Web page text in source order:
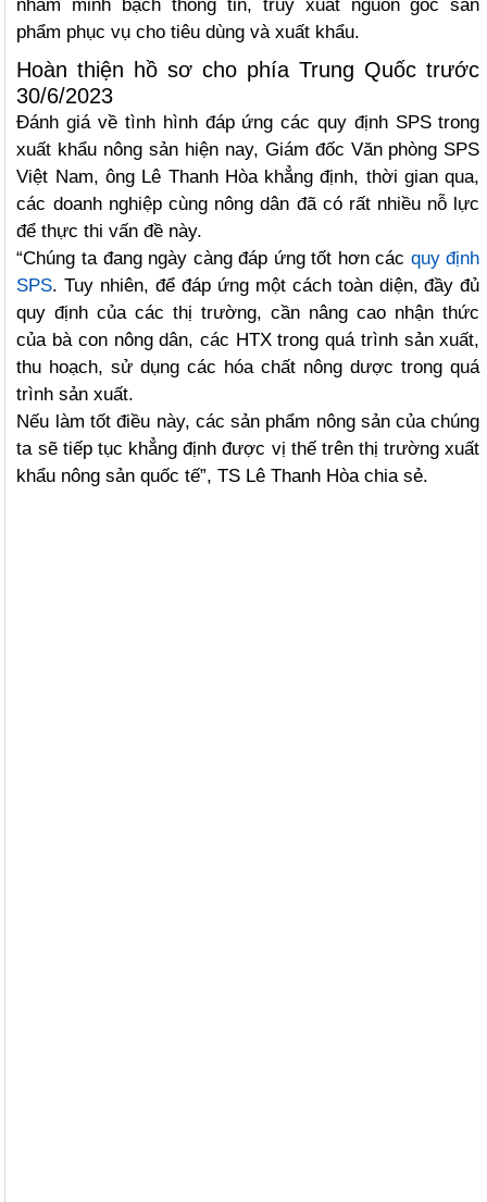
nhằm minh bạch thông tin, truy xuất nguồn gốc sản
phẩm phục vụ cho tiêu dùng và xuất khẩu.
Hoàn thiện hồ sơ cho phía Trung Quốc trước
30/6/2023
Đánh giá về tình hình đáp ứng các quy định SPS trong
xuất khẩu nông sản hiện nay, Giám đốc Văn phòng SPS
Việt Nam, ông Lê Thanh Hòa khẳng định, thời gian qua,
các doanh nghiệp cùng nông dân đã có rất nhiều nỗ lực
để thực thi vấn đề này.
“Chúng ta đang ngày càng đáp ứng tốt hơn các quy định
SPS. Tuy nhiên, để đáp ứng một cách toàn diện, đầy đủ
quy định của các thị trường, cần nâng cao nhận thức
của bà con nông dân, các HTX trong quá trình sản xuất,
thu hoạch, sử dụng các hóa chất nông dược trong quá
trình sản xuất.
Nếu làm tốt điều này, các sản phẩm nông sản của chúng
ta sẽ tiếp tục khẳng định được vị thế trên thị trường xuất
khẩu nông sản quốc tế”, TS Lê Thanh Hòa chia sẻ.